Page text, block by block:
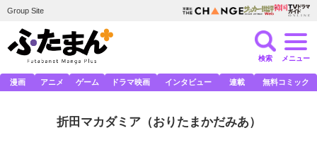
Group Site
検索 メニュー
漫画 アニメ ゲーム ドラマ映画 インタビュー 連載 無料コミック
折田マカダミア（おりたまかだみあ）